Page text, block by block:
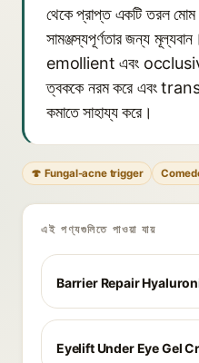
থেকে প্রাপ্ত একটি তরল মোম
সামঞ্জস্যপূর্ণতার জন্য
emollient এবং
ত্বককে নরম করে এবং
কমাতে সাহায্য করে।
🍄 Fungal-acne trigger
এই পণ্যগুলিতে পাওয়া যায়
Barrier Repair
Eyelift Under Eye Gel